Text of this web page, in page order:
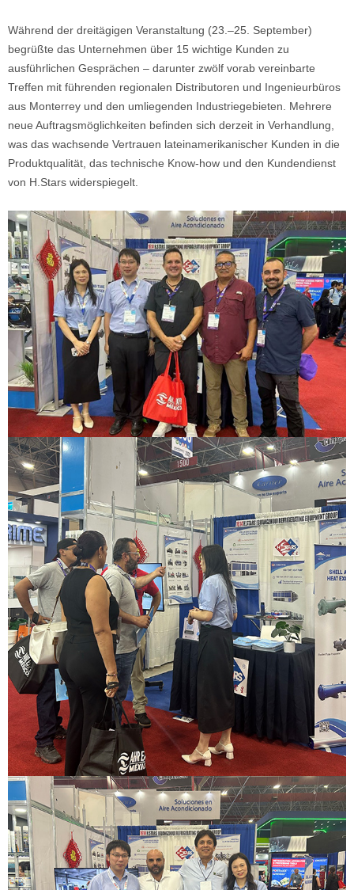
Während der dreitägigen Veranstaltung (23.–25. September)
begrüßte das Unternehmen über 15 wichtige Kunden zu
ausführlichen Gesprächen – darunter zwölf vorab vereinbarte
Treffen mit führenden regionalen Distributoren und Ingenieurbüros
aus Monterrey und den umliegenden Industriegebieten. Mehrere
neue Auftragsmöglichkeiten befinden sich derzeit in Verhandlung,
was das wachsende Vertrauen lateinamerikanischer Kunden in die
Produktqualität, das technische Know-how und den Kundendienst
von H.Stars widerspiegelt.